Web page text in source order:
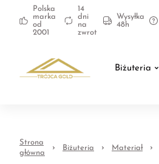
Polska
marka
od
2001
14
dni
na
zwrot
Wysyłka
48h
Biżuteria
Strona
główna
Biżuteria Materiał